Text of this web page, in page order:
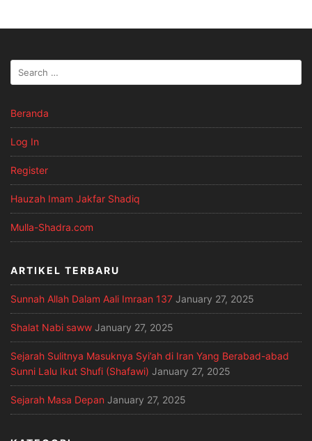
Beranda
Log In
Register
Hauzah Imam Jakfar Shadiq
Mulla-Shadra.com
ARTIKEL TERBARU
Sunnah Allah Dalam Aali Imraan 137 January 27, 2025
Shalat Nabi saww January 27, 2025
Sejarah Sulitnya Masuknya Syi’ah di Iran Yang Berabad-abad
Sunni Lalu Ikut Shufi (Shafawi) January 27, 2025
Sejarah Masa Depan January 27, 2025